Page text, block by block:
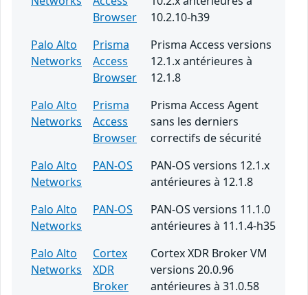
Browser
10.2.10-h39
Palo Alto
Networks
Prisma
Access
Browser
Prisma Access versions
12.1.x antérieures à
12.1.8
Palo Alto
Networks
Prisma
Access
Browser
Prisma Access Agent
sans les derniers
correctifs de sécurité
Palo Alto
Networks
PAN-OS
PAN-OS versions 12.1.x
antérieures à 12.1.8
Palo Alto
Networks
PAN-OS
PAN-OS versions 11.1.0
antérieures à 11.1.4-h35
Palo Alto
Networks
Cortex
XDR
Broker
Cortex XDR Broker VM
versions 20.0.96
antérieures à 31.0.58